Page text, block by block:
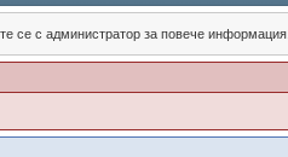
се с администратор за повече информация.